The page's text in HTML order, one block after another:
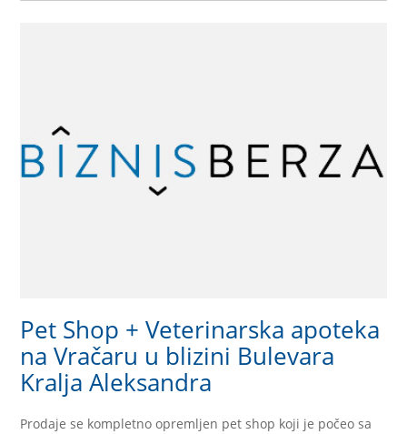
Pet Shop + Veterinarska apoteka
na Vračaru u blizini Bulevara
Kralja Aleksandra
Prodaje se kompletno opremljen pet shop koji je počeo sa